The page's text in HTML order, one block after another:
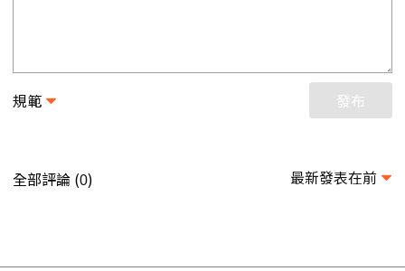
規範 發布
全部評論 (0) 最新發表在前